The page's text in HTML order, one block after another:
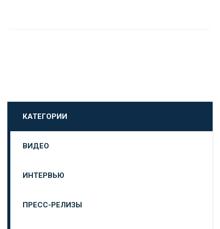
КАТЕГОРИИ
ВИДЕО
ИНТЕРВЬЮ
ПРЕСС-РЕЛИЗЫ